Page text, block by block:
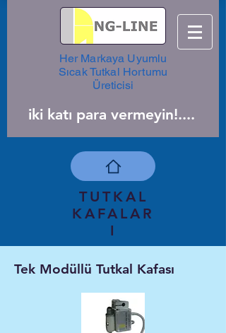
Her Markaya Uyumlu
Sıcak Tutkal Hortumu
Üreticisi
iki katı para vermeyin!....
TUTKAL
KAFALAR
I
Tek Modüllü Tutkal Kafası